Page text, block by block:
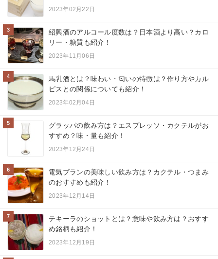
2023年02月22日
3
紹興酒のアルコール度数は？日本酒より高い？カロ
リー・糖質も紹介！
2023年11月06日
4
馬乳酒とは？味わい・匂いの特徴は？作り方やカル
ピスとの関係についても紹介！
2023年02月04日
5
グラッパの飲み方は？エスプレッソ・カクテルがお
すすめ？味・量も紹介！
2023年12月24日
6
電気ブランの美味しい飲み方は？カクテル・つまみ
のおすすめも紹介！
2023年12月14日
7
テキーラのショットとは？意味や飲み方は？おすす
め銘柄も紹介！
2023年12月19日